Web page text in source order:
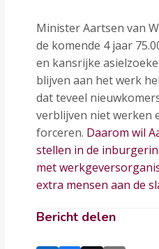
Minister Aartsen van
de komende 4 jaar
en kansrijke
blijven aan het werk
dat teveel
verblijven niet werken
forceren. Daarom wil
stellen in de
met
extra mensen aan de
Bericht delen